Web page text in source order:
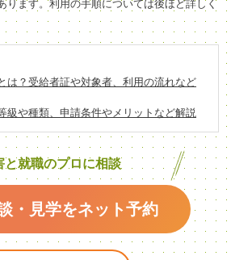
ります。利用の手順については後ほど詳しく
は？受給者証や対象者、利用の流れなど
級や種類、申請条件やメリットなど解説
と就職のプロに相談
・見学をネット予約